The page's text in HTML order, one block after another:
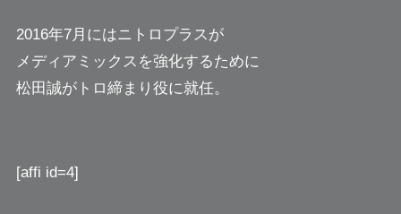
2016年7月にはニトロプラスが
メディアミックスを強化するために
松田誠がトロ締まり役に就任。
[affi id=4]